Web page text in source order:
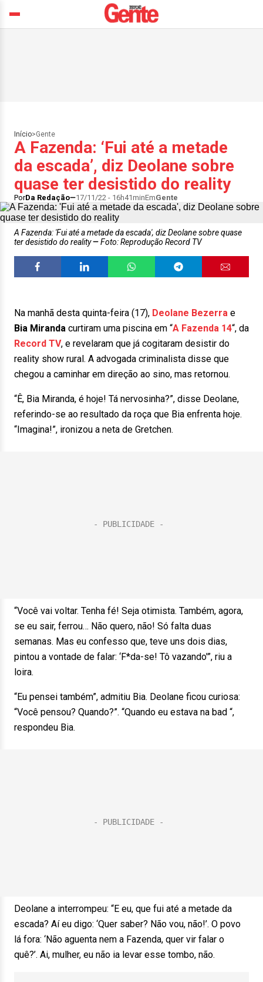
Início>Gente
A Fazenda: ‘Fui até a metade
da escada’, diz Deolane sobre
quase ter desistido do reality
PorDa Redação 17/11/22 - 16h41minEmGente
A Fazenda: 'Fui até a metade da escada', diz Deolane sobre quase
ter desistido do reality
Foto: Reprodução Record TV
Na manhã desta quinta-feira (17), Deolane Bezerra e
Bia Miranda curtiram uma piscina em “A Fazenda 14“, da
Record TV, e revelaram que já cogitaram desistir do
reality show rural. A advogada criminalista disse que
chegou a caminhar em direção ao sino, mas retornou.
“Ê, Bia Miranda, é hoje! Tá nervosinha?”, disse Deolane,
referindo-se ao resultado da roça que Bia enfrenta hoje.
“Imagina!”, ironizou a neta de Gretchen.
“Você vai voltar. Tenha fé! Seja otimista. Também, agora,
se eu sair, ferrou… Não quero, não! Só falta duas
semanas. Mas eu confesso que, teve uns dois dias,
pintou a vontade de falar: ‘F*da-se! Tô vazando'”, riu a
loira.
“Eu pensei também”, admitiu Bia. Deolane ficou curiosa:
“Você pensou? Quando?”. “Quando eu estava na bad “,
respondeu Bia.
Deolane a interrompeu: “E eu, que fui até a metade da
escada? Aí eu digo: ‘Quer saber? Não vou, não!’. O povo
lá fora: ‘Não aguenta nem a Fazenda, quer vir falar o
quê?’. Ai, mulher, eu não ia levar esse tombo, não.